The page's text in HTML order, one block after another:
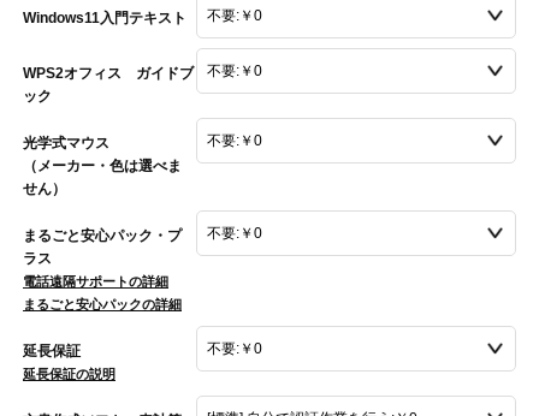
Windows11入門テキスト
WPS2オフィス ガイドブ
ック
光学式マウス
（メーカー・色は選べま
せん）
まるごと安心パック・プ
ラス
電話遠隔サポートの詳細
まるごと安心パックの詳細
延長保証
延長保証の説明